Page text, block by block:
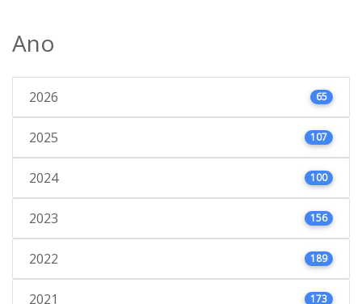
Ano
2026 65
2025 107
2024 100
2023 156
2022 189
2021 173